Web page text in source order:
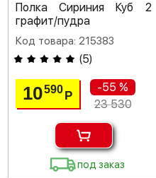
Полка Сириния Куб 2
графит/пудра
Код товара: 215383
(5)
10590Р
-55 %
23 530
под заказ